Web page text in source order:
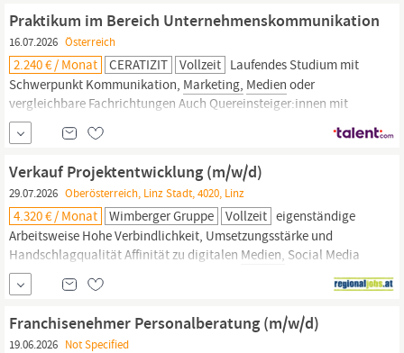
Praktikum im Bereich Unternehmenskommunikation
16.07.2026 Österreich
2.240 € / Monat CERATIZIT Vollzeit Laufendes Studium mit
Schwerpunkt Kommunikation, Marketing, Medien oder
vergleichbare Fachrichtungen Auch Quereinsteiger:innen mit
ausgeprägten redaktionellen Fähigkeiten sind willkommen
Strukturierte, sorgfältige und ausdauernde Arbeitsweise
Kommunikationsstärke, Eigeninitiative und Teamfähigkeit Erste
Erfahrungen mit Content...
Verkauf Projektentwicklung (m/w/d)
29.07.2026 Oberösterreich, Linz Stadt, 4020, Linz
4.320 € / Monat Wimberger Gruppe Vollzeit eigenständige
Arbeitsweise Hohe Verbindlichkeit, Umsetzungsstärke und
Handschlagqualität Affinität zu digitalen Medien, Social Media
und modernen Vermarktungsformen Offenheit gegenüber KI und
neuen digitalen Werkzeugen Bereitschaft zu regionaler Präsenz
und fallweisen Terminen außerhalb üblicher Bürozeiten
Führerschein Klasse B Leistungen, die mich
Franchisenehmer Personalberatung (m/w/d)
19.06.2026 Not Specified